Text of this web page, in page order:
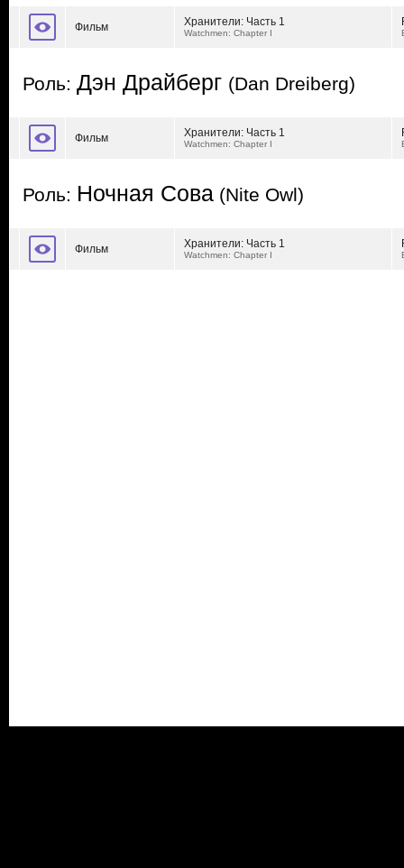
Фильм Хранители: Часть 1
Watchmen: Chapter I
Роль: Дэн Драйберг (Dan Dreiberg)
Фильм Хранители: Часть 1
Watchmen: Chapter I
Роль: Ночная Сова (Nite Owl)
Фильм Хранители: Часть 1
Watchmen: Chapter I